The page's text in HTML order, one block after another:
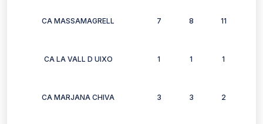
CA MASSAMAGRELL 7 8 11
CA LA VALL D UIXO 1 1 1
CA MARJANA CHIVA 3 3 2